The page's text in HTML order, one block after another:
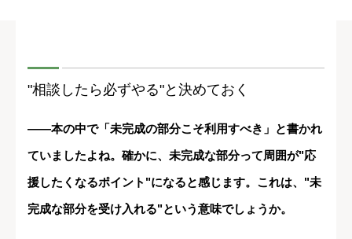
"相談したら必ずやる"と決めておく
――本の中で「未完成の部分こそ利用すべき」と書かれ
ていましたよね。確かに、未完成な部分って周囲が"応
援したくなるポイント"になると感じます。これは、"未
完成な部分を受け入れる"という意味でしょうか。